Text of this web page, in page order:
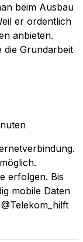
beim Ausbau
er ordentlich
anbieten.
die Grundarbeit
erfolgen. Bis
mobile Daten